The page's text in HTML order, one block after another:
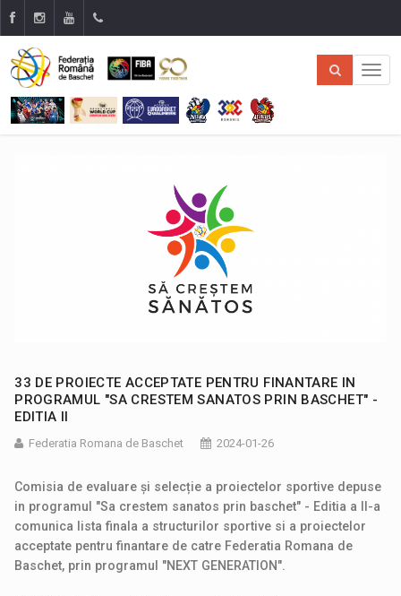
33 DE PROIECTE ACCEPTATE PENTRU FINANTARE IN
PROGRAMUL "SA CRESTEM SANATOS PRIN BASCHET" -
EDITIA II
Federatia Romana de Baschet 2024-01-26
Comisia de evaluare și selecție a proiectelor sportive depuse
in programul "Sa crestem sanatos prin baschet" - Editia a II-a
comunica lista finala a structurilor sportive si a proiectelor
acceptate pentru finantare de catre Federatia Romana de
Baschet, prin programul "NEXT GENERATION".